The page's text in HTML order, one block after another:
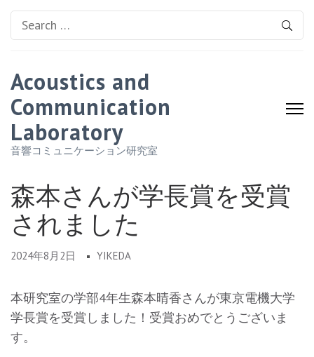
Search
for:
Acoustics and
Communication
Laboratory
音響コミュニケーション研究室
森本さんが学長賞を受賞
されました
2024年8月2日 YIKEDA
本研究室の学部4年生森本晴香さんが東京電機大学
学長賞を受賞しました！受賞おめでとうございま
す。